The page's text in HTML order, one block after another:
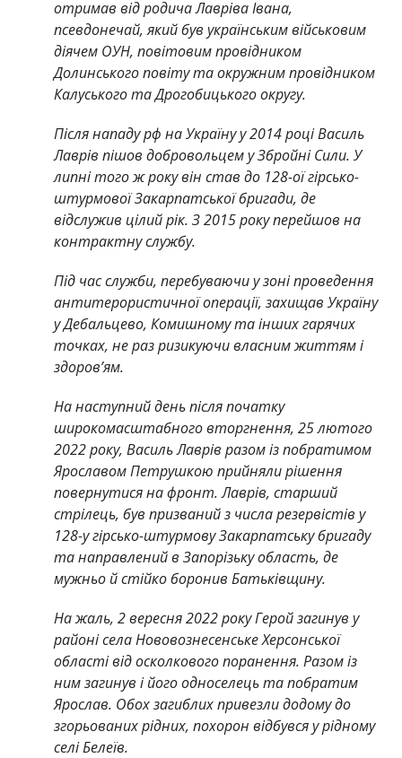
отримав від родича Лавріва Івана,
псевдонечай, який був українським військовим
діячем ОУН, повітовим провідником
Долинського повіту та окружним провідником
Калуського та Дрогобицького округу.
Після нападу рф на Україну у 2014 році Василь
Лаврів пішов добровольцем у Збройні Сили. У
липні того ж року він став до 128-ої гірсько-
штурмової Закарпатської бригади, де
відслужив цілий рік. З 2015 року перейшов на
контрактну службу.
Під час служби, перебуваючи у зоні проведення
антитерористичної операції, захищав Україну
у Дебальцево, Комишному та інших гарячих
точках, не раз ризикуючи власним життям і
здоров’ям.
На наступний день після початку
широкомасштабного вторгнення, 25 лютого
2022 року, Василь Лаврів разом із побратимом
Ярославом Петрушкою прийняли рішення
повернутися на фронт. Лаврів, старший
стрілець, був призваний з числа резервістів у
128-у гірсько-штурмову Закарпатську бригаду
та направлений в Запорізьку область, де
мужньо й стійко боронив Батьківщину.
На жаль, 2 вересня 2022 року Герой загинув у
районі села Нововознесенське Херсонської
області від осколкового поранення. Разом із
ним загинув і його односелець та побратим
Ярослав. Обох загиблих привезли додому до
згорьованих рідних, похорон відбувся у рідному
селі Белеїв.